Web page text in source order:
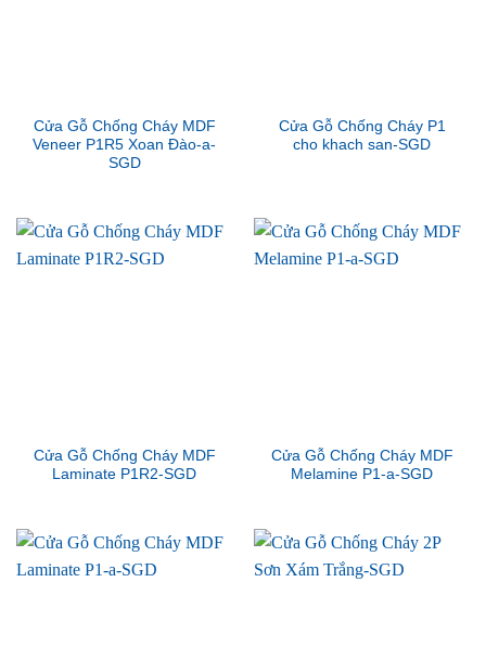
Cửa Gỗ Chống Cháy MDF
Veneer P1R5 Xoan Đào-a-
SGD
Cửa Gỗ Chống Cháy P1
cho khach san-SGD
Cửa Gỗ Chống Cháy MDF
Laminate P1R2-SGD
Cửa Gỗ Chống Cháy MDF
Melamine P1-a-SGD